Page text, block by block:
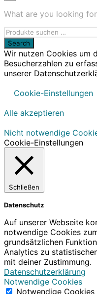
What are you looking
Wir nutzen Cookies um
Besucherzahlen zu
unserer
Cookie-Einstellungen
Alle akzeptieren
Nicht notwendige
Cookie-Einstellungen
Schließen
Datenschutz
Auf unserer Webseite
notwendige Cookies
grundsätzlichen
Analytics zu
mit deiner Zustimmung.
Datenschutzerklärung
Notwendige Cookies
Notwendige Cookies